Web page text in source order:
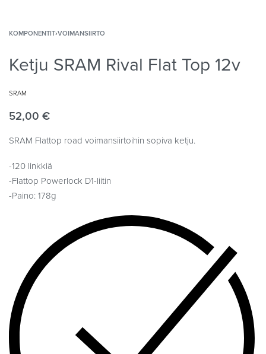
KOMPONENTIT›VOIMANSIIRTO
Ketju SRAM Rival Flat Top 12v
SRAM
52,00 €
SRAM Flattop road voimansiirtoihin sopiva ketju.
-120 linkkiä
-Flattop Powerlock D1-liitin
-Paino: 178g